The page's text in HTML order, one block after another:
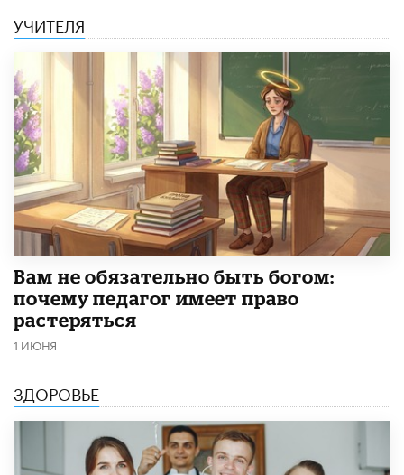
УЧИТЕЛЯ
​Вам не обязательно быть богом:
почему педагог имеет право
растеряться
1 ИЮНЯ
ЗДОРОВЬЕ